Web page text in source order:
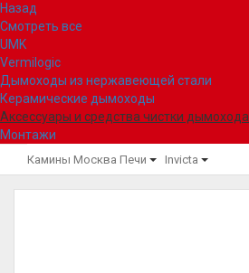
Назад
Смотреть все
UMK
Vermilogic
Дымоходы из нержавеющей стали
Керамические дымоходы
Аксессуары и средства чистки дымохода
Монтажи
Камины Москва Печи Invicta